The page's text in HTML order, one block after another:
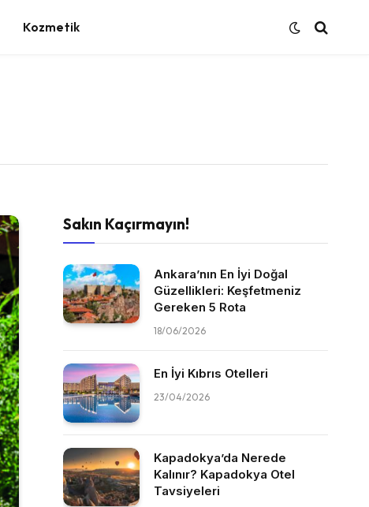
Kozmetik
Sakın Kaçırmayın!
Ankara’nın En İyi Doğal
Güzellikleri: Keşfetmeniz
Gereken 5 Rota
18/06/2026
En İyi Kıbrıs Otelleri
23/04/2026
Kapadokya’da Nerede
Kalınır? Kapadokya Otel
Tavsiyeleri